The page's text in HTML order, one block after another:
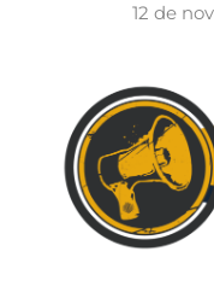
12 de